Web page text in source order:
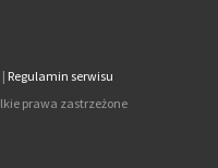
| Regulamin serwisu
prawa zastrzeżone